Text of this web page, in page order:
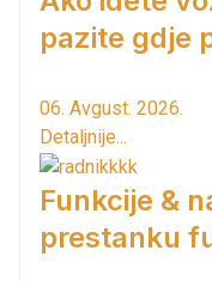
pazite gdje
06. Avgust. 2026.
Detaljnije...
Funkcije &
prestanku